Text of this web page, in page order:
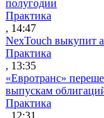
полугодии
Практика
, 14:47
NexTouch выкупит
Практика
, 13:35
«Евротранс»
выпускам
Практика
, 12:31